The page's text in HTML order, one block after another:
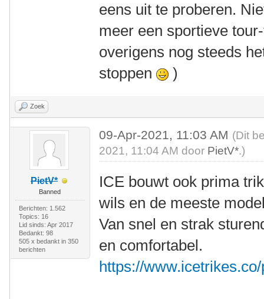
eens uit te proberen.
meer een sportieve
overigens nog steeds
stoppen
)
Zoek
PietV*
Banned
Berichten: 1.562
Topics: 16
Lid sinds: Apr 2017
Bedankt: 98
505 x bedankt in 350
berichten
09-Apr-2021, 11:03 AM (Dit
2021, 11:04 AM door PietV*.)
ICE bouwt ook prima
wils en de meeste
Van snel en strak
en comfortabel.
https://